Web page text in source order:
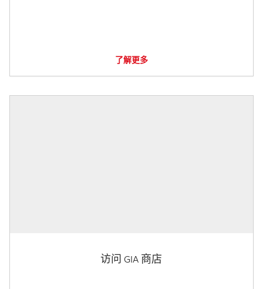
了解更多
访问 GIA 商店